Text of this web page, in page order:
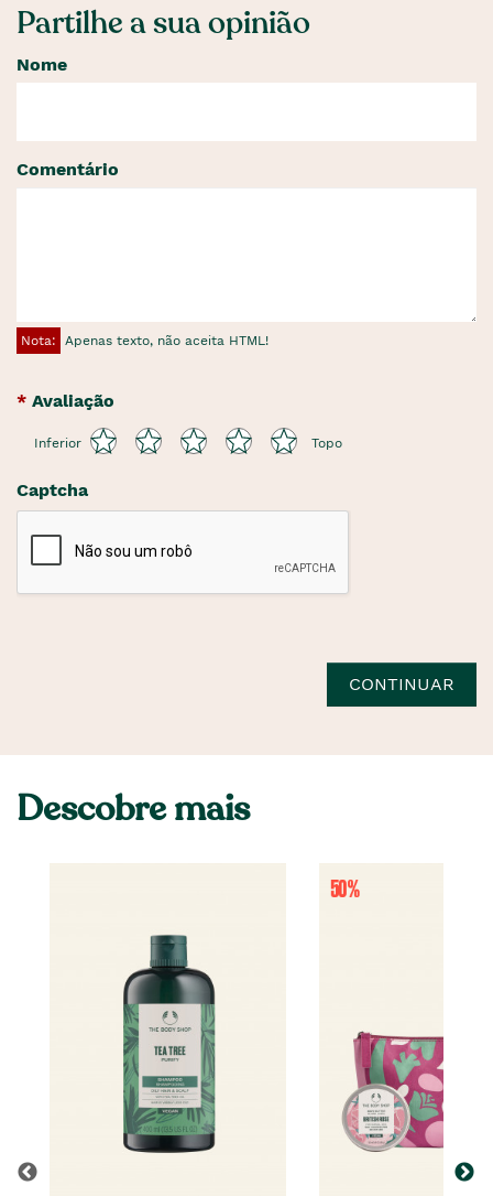
Partilhe a sua opinião
Nome
Comentário
Nota: Apenas texto, não aceita HTML!
Avaliação
Inferior Topo
Captcha
CONTINUAR
Descobre mais